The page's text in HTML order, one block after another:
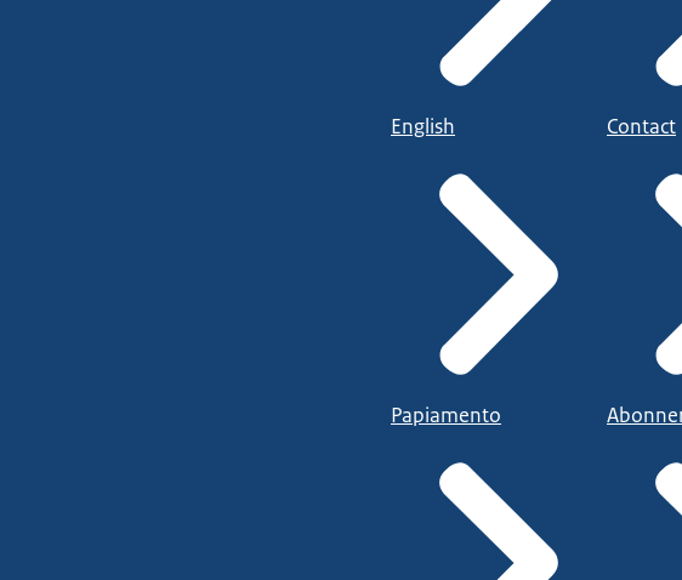
English
Papiamento
Contact